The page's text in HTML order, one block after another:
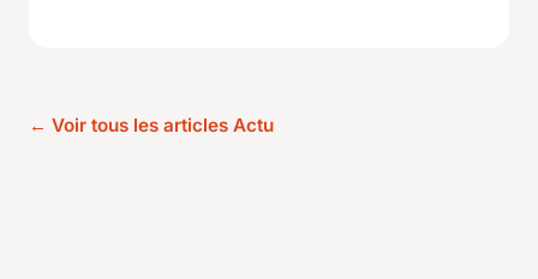
← Voir tous les articles Actu